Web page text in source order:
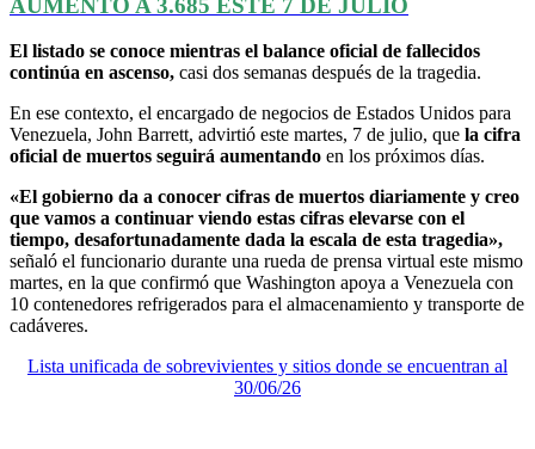
El listado se conoce mientras el balance oficial de fallecidos
continúa en ascenso, casi dos semanas después de la tragedia.
En ese contexto, el encargado de negocios de Estados Unidos para
Venezuela, John Barrett, advirtió este martes, 7 de julio, que la cifra
oficial de muertos seguirá aumentando en los próximos días.
«El gobierno da a conocer cifras de muertos diariamente y creo
que vamos a continuar viendo estas cifras elevarse con el
tiempo, desafortunadamente dada la escala de esta tragedia»,
señaló el funcionario durante una rueda de prensa virtual este mismo
martes, en la que confirmó que Washington apoya a Venezuela con
10 contenedores refrigerados para el almacenamiento y transporte de
cadáveres.
Lista unificada de sobrevivientes y sitios donde se encuentran al
30/06/26